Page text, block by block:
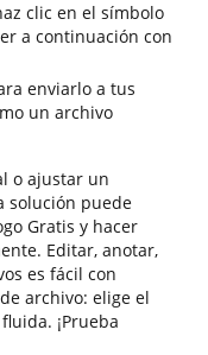
clic en el símbolo
a continuación con
enviarlo a tus
un archivo
o ajustar un
solución puede
Gratis y hacer
Editar, anotar,
es fácil con
archivo: elige el
¡Prueba